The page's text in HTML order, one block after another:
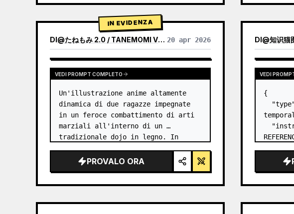
IN EVIDENZA
DI@たねもみ 2.0 / TANEMOMI VER2.0 20 apr 2026
VEDI PROMPT COMPLETO
Un'illustrazione anime altamente
dinamica di due ragazze impegnate
in un feroce combattimento di arti
marziali all'interno di un
tradizionale dojo in legno. In
{argument name="character 1 hair"
default="capelli neri raccolti in
PROVALO ORA
DI@知识猫
VEDI
{
piatto